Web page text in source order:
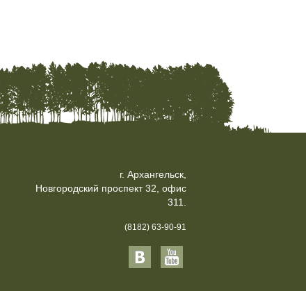
г. Архангельск,
Новгородский проспект 32, офис
311.
(8182) 63-90-91